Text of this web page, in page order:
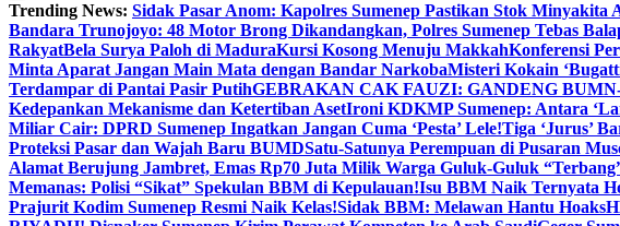
Trending News: Sidak Pasar Anom: Kapolres Sumenep Pastikan Stok Minyakita
Bandara Trunojoyo: 48 Motor Brong Dikandangkan, Polres Sumenep Tebas
RakyatBela Surya Paloh di MaduraKursi Kosong Menuju MakkahKonferensi
Minta Aparat Jangan Main Mata dengan Bandar NarkobaMisteri Kokain
Terdampar di Pantai Pasir PutihGEBRAKAN CAK FAUZI: GANDENG
Kedepankan Mekanisme dan Ketertiban AsetIroni KDKMP Sumenep: Antara
Miliar Cair: DPRD Sumenep Ingatkan Jangan Cuma ‘Pesta’ Lele!Tiga ‘Jurus’
Proteksi Pasar dan Wajah Baru BUMDSatu-Satunya Perempuan di Pusaran
Alamat Berujung Jambret, Emas Rp70 Juta Milik Warga Guluk-Guluk
Memanas: Polisi “Sikat” Spekulan BBM di Kepulauan!Isu BBM Naik Ternyata
Prajurit Kodim Sumenep Resmi Naik Kelas!Sidak BBM: Melawan Hantu Hoaks